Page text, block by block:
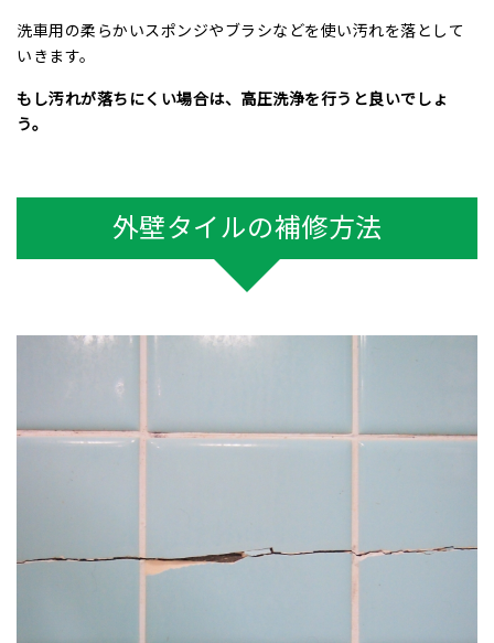
洗車用の柔らかいスポンジやブラシなどを使い汚れを落として
いきます。
もし汚れが落ちにくい場合は、高圧洗浄を行うと良いでしょ
う。
外壁タイルの補修方法